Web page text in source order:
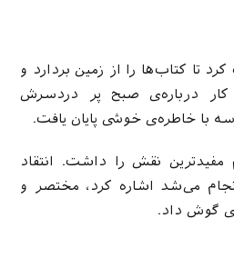
تا کتاب‌‌ها را از زمین بردارد و
درباره‌ی صبح پر دردسرش
با خاطره‌ی خوشی پایان یافت.
نقش را داشت. انتقاد
می‌شد اشاره کرد، مختصر و
گوش داد.